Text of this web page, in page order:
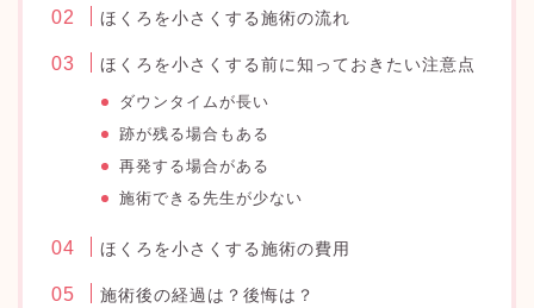
ほくろを小さくする施術の流れ
ほくろを小さくする前に知っておきたい注意点
ダウンタイムが長い
跡が残る場合もある
再発する場合がある
施術できる先生が少ない
ほくろを小さくする施術の費用
施術後の経過は？後悔は？